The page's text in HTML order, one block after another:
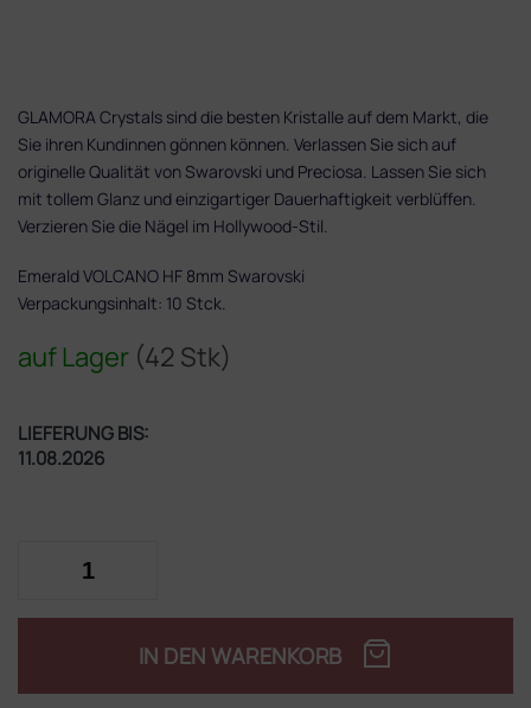
auf Lager (42 Stk)
LIEFERUNG BIS:
11.08.2026
IN DEN WARENKORB
GLAMORA Crystals sind die besten Kristalle auf dem Markt, die
Sie ihren Kundinnen gönnen können. Verlassen Sie sich auf
originelle Qualität von Swarovski und Preciosa. Lassen Sie sich
mit tollem Glanz und einzigartiger Dauerhaftigkeit verblüffen.
Verzieren Sie die Nägel im Hollywood-Stil.
Emerald VOLCANO HF 8mm Swarovski
Verpackungsinhalt: 10 Stck.